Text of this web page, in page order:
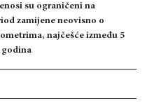
su ograničeni na
zamijene neovisno o
najčešće između 5
godina